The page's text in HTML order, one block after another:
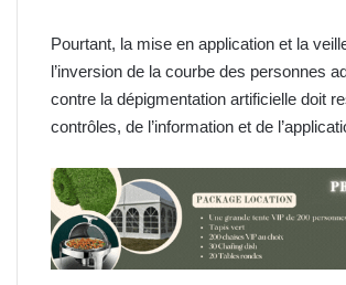
Pourtant, la mise en application et la
l’inversion de la courbe des personnes
contre la dépigmentation artificielle doit
contrôles, de l’information et de